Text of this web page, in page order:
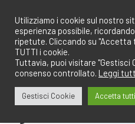
contenuto
Utilizziamo i cookie sul nostro
esperienza possibile,
ripetute. Cliccando su
TUTTI i cookie.
Tuttavia, puoi visitare "Gestisci
consenso controllato. Leggi
Gestisci Cookie Accetta tutti